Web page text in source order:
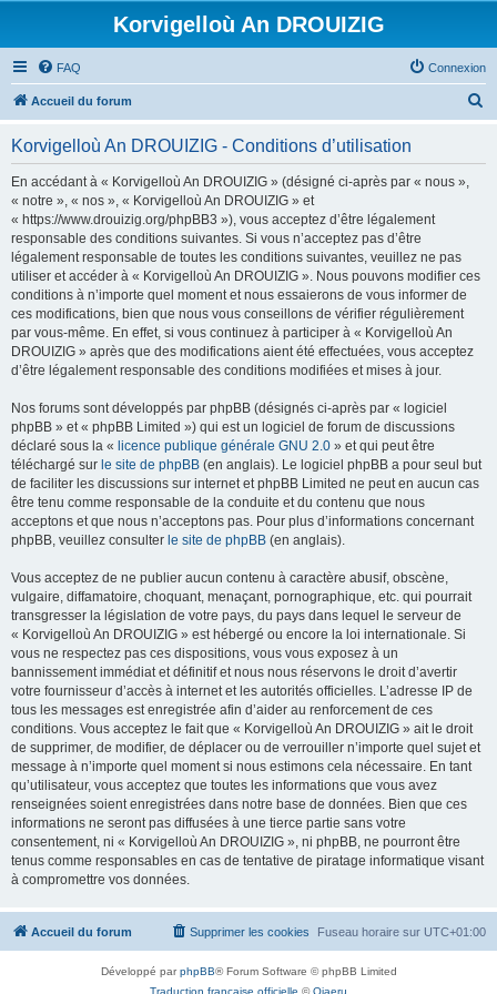
Korvigelloù An DROUIZIG
FAQ Connexion
Accueil du forum
Korvigelloù An DROUIZIG - Conditions d’utilisation
En accédant à « Korvigelloù An DROUIZIG » (désigné ci-après par « nous »,
« notre », « nos », « Korvigelloù An DROUIZIG » et
« https://www.drouizig.org/phpBB3 »), vous acceptez d’être légalement
responsable des conditions suivantes. Si vous n’acceptez pas d’être
légalement responsable de toutes les conditions suivantes, veuillez ne pas
utiliser et accéder à « Korvigelloù An DROUIZIG ». Nous pouvons modifier ces
conditions à n’importe quel moment et nous essaierons de vous informer de
ces modifications, bien que nous vous conseillons de vérifier régulièrement
par vous-même. En effet, si vous continuez à participer à « Korvigelloù An
DROUIZIG » après que des modifications aient été effectuées, vous acceptez
d’être légalement responsable des conditions modifiées et mises à jour.
Nos forums sont développés par phpBB (désignés ci-après par « logiciel
phpBB » et « phpBB Limited ») qui est un logiciel de forum de discussions
déclaré sous la « licence publique générale GNU 2.0 » et qui peut être
téléchargé sur le site de phpBB (en anglais). Le logiciel phpBB a pour seul but
de faciliter les discussions sur internet et phpBB Limited ne peut en aucun cas
être tenu comme responsable de la conduite et du contenu que nous
acceptons et que nous n’acceptons pas. Pour plus d’informations concernant
phpBB, veuillez consulter le site de phpBB (en anglais).
Vous acceptez de ne publier aucun contenu à caractère abusif, obscène,
vulgaire, diffamatoire, choquant, menaçant, pornographique, etc. qui pourrait
transgresser la législation de votre pays, du pays dans lequel le serveur de
« Korvigelloù An DROUIZIG » est hébergé ou encore la loi internationale. Si
vous ne respectez pas ces dispositions, vous vous exposez à un
bannissement immédiat et définitif et nous nous réservons le droit d’avertir
votre fournisseur d’accès à internet et les autorités officielles. L’adresse IP de
tous les messages est enregistrée afin d’aider au renforcement de ces
conditions. Vous acceptez le fait que « Korvigelloù An DROUIZIG » ait le droit
de supprimer, de modifier, de déplacer ou de verrouiller n’importe quel sujet et
message à n’importe quel moment si nous estimons cela nécessaire. En tant
qu’utilisateur, vous acceptez que toutes les informations que vous avez
renseignées soient enregistrées dans notre base de données. Bien que ces
informations ne seront pas diffusées à une tierce partie sans votre
consentement, ni « Korvigelloù An DROUIZIG », ni phpBB, ne pourront être
tenus comme responsables en cas de tentative de piratage informatique visant
à compromettre vos données.
Accueil du forum Fuseau horaire sur UTC+01:00
Supprimer les cookies
Développé parphpBB® Forum Software © phpBB Limited
Traduction française officielle ©Qiaeru